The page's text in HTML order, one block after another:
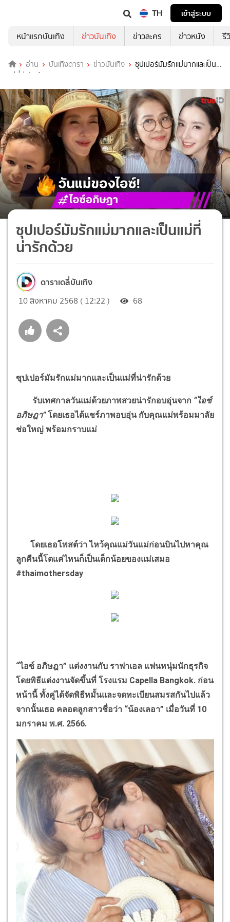
TH
เข้าสู่ระบบ
หน้าแรกบันเทิง
ข่าวบันเทิง ข่าวละคร ข่าวหนัง รี
อ่าน บันเทิงดารา ข่าวบันเทิง
ซุปเปอร์มัมรักแม่มากและเป็น
แม่ที่น่ารักด้วย
ซุปเปอร์มัมรักแม่มากและเป็นแม่ที่
น่ารักด้วย
ดาราเดลี่บันเทิง
10 สิงหาคม 2568 ( 12:22 ) 68
ซุปเปอร์มัมรักแม่มากและเป็นแม่ที่น่ารักด้วย
รับเทศกาลวันแม่ด้วยภาพสวยน่ารักอบอุ่นจาก “ไอซ์
อภิษฎา” โดยเธอได้แชร์ภาพอบอุ่น กับคุณแม่พร้อมมาลัย
ช่อใหญ่ พร้อมกราบแม่
โดยเธอโพสต์ว่า ไหว้คุณแม่วันแม่ก่อนบินไปหาคุณ
ลูกคืนนี้โตแค่ไหนก็เป็นเด็กน้อยของแม่เสมอ
#thaimothersday
“ไอซ์ อภิษฎา” แต่งงานกับ ราฟาเอล แฟนหนุ่มนักธุรกิจ
โดยพิธีแต่งงานจัดขึ้นที่ โรงแรม Capella Bangkok. ก่อน
หน้านี้ ทั้งคู่ได้จัดพิธีหมั้นและจดทะเบียนสมรสกันไปแล้ว
จากนั้นเธอ คลอดลูกสาวชื่อว่า “น้องเลอา” เมื่อวันที่ 10
มกราคม พ.ศ. 2566.